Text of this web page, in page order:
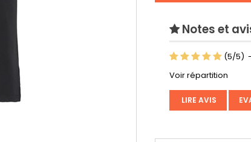
Notes et
(5/5) -
Voir répartition
LIRE AVIS